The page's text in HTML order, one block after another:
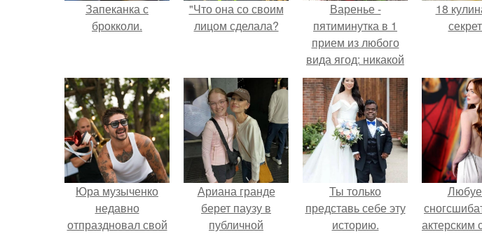
Запеканка с
брокколи.
"Что она со своим
лицом сделала?
Варенье -
пятиминутка в 1
прием из любого
вида ягод: никакой
длительной варки,
все витамины на
месте!
18
Юра музыченко
недавно
отпраздновал свой
Ариана гранде
берет паузу в
публичной
Ты только
представь себе эту
историю.
актерским